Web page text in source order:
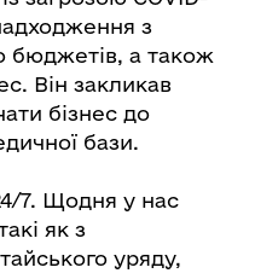
з
бюджетів, а також
Він закликав
бізнес до
бази.
7. Щодня у нас
як з
уряду,